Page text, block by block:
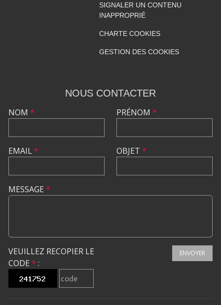
SIGNALER UN CONTENU
INAPPROPRIÉ
CHARTE COOKIES
GESTION DES COOKIES
NOUS CONTACTER
NOM *
EMAIL*
PRÉNOM *
OBJET *
MESSAGE *
VEUILLEZ RECOPIER LE
CODE * :
ENVOYER